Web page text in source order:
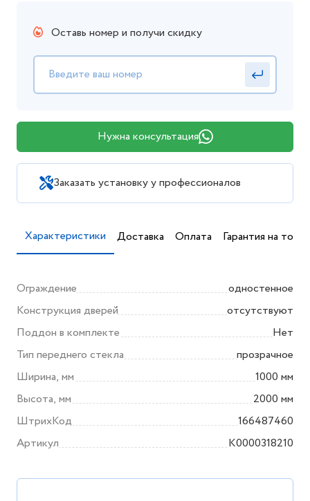
Оставь номер и получи скидку
Нужна консультация
Заказать установку у профессионалов
Характеристики Доставка Оплата Гарантия на товар
Ограждение
одностенное
Конструкция дверей
отсутствуют
Поддон в комплекте
Нет
Тип переднего стекла
прозрачное
Ширина, мм
1000 мм
Высота, мм
2000 мм
ШтрихКод
166487460
Артикул
K0000318210